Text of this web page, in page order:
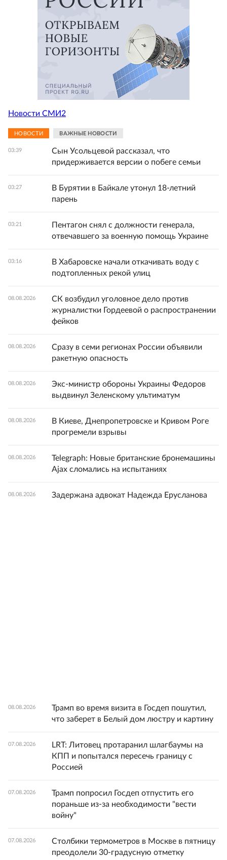
Новости СМИ2
НОВОСТИ ВАЖНЫЕ НОВОСТИ
03:39
Сын Усольцевой рассказал, что
придерживается версии о побеге семьи
03:27
В Бурятии в Байкале утонул 18-летний
парень
03:21
Пентагон снял с должности генерала,
отвечавшего за военную помощь Украине
03:16
В Хабаровске начали откачивать воду с
подтопленных рекой улиц
08.08.2026
СК возбудил уголовное дело против
журналистки Гордеевой о распространении
фейков
08.08.2026
Сразу в семи регионах России объявили
ракетную опасность
08.08.2026
Экс-министр обороны Украины Федоров
выдвинул Зеленскому ультиматум
08.08.2026
В Киеве, Днепропетровске и Кривом Роге
прогремели взрывы
08.08.2026
Telegraph: Новые британские бронемашины
Ajax сломались на испытаниях
08.08.2026 Задержана адвокат Надежда Ерусланова
08.08.2026
Трамп во время визита в Госдеп пошутил,
что заберет в Белый дом люстру и картину
07.08.2026
LRT: Литовец протаранил шлагбаумы на
КПП и попытался пересечь границу с
Россией
07.08.2026
Трамп попросил Госдеп отпустить его
пораньше из-за необходимости "вести
войну"
07.08.2026
Столбики термометров в Москве в пятницу
преодолели 30-градусную отметку